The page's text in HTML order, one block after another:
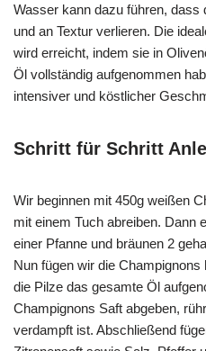
Wasser kann dazu führen, dass
und an Textur verlieren. Die
wird erreicht, indem sie in
Öl vollständig aufgenommen
intensiver und köstlicher
Schritt für Schritt
Wir beginnen mit 450g weißen
mit einem Tuch abreiben. Dann
einer Pfanne und bräunen 2
Nun fügen wir die
die Pilze das gesamte Öl
Champignons Saft abgeben,
verdampft ist. Abschließend